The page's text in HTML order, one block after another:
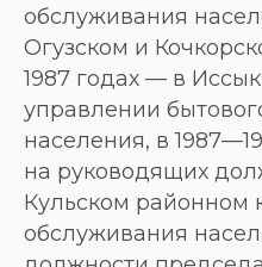
обслуживания
Огузском и
1987 годах — в
управлении
населения, в
на руководящих
Кульском районном
обслуживания